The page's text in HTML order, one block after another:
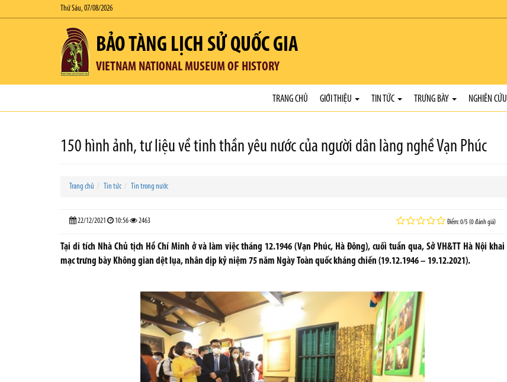
Thứ Sáu, 07/08/2026
BẢO TÀNG LỊCH SỬ QUỐC GIA
VIETNAM NATIONAL MUSEUM OF HISTORY
TRANG CHỦ GIỚI THIỆU TIN TỨC TRƯNG BÀY NGHIÊN CỨU
150 hình ảnh, tư liệu về tinh thần yêu nước của người dân làng nghề Vạn Phúc
Trang chủ Tin tức Tin trong nước
22/12/2021 10:56 2463 Điểm: 0/5 (0 đánh giá)
Tại di tích Nhà Chủ tịch Hồ Chí Minh ở và làm việc tháng 12.1946 (Vạn Phúc, Hà Đông), cuối tuần qua, Sở VH&TT Hà Nội khai
mạc trưng bày Không gian dệt lụa, nhân dịp kỷ niệm 75 năm Ngày Toàn quốc kháng chiến (19.12.1946 – 19.12.2021).